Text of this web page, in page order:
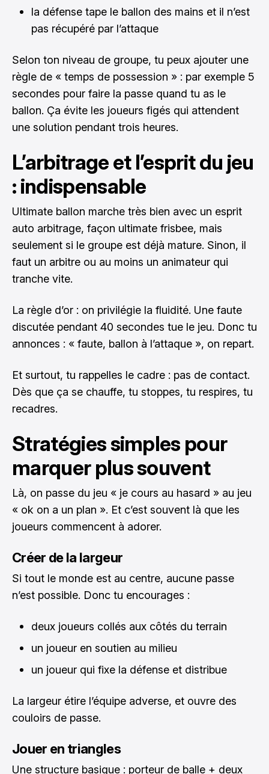
la défense tape le ballon des mains et il n’est
pas récupéré par l’attaque
Selon ton niveau de groupe, tu peux ajouter une
règle de « temps de possession » : par exemple 5
secondes pour faire la passe quand tu as le
ballon. Ça évite les joueurs figés qui attendent
une solution pendant trois heures.
L’arbitrage et l’esprit du jeu
: indispensable
Ultimate ballon marche très bien avec un esprit
auto arbitrage, façon ultimate frisbee, mais
seulement si le groupe est déjà mature. Sinon, il
faut un arbitre ou au moins un animateur qui
tranche vite.
La règle d’or : on privilégie la fluidité. Une faute
discutée pendant 40 secondes tue le jeu. Donc tu
annonces : « faute, ballon à l’attaque », on repart.
Et surtout, tu rappelles le cadre : pas de contact.
Dès que ça se chauffe, tu stoppes, tu respires, tu
recadres.
Stratégies simples pour
marquer plus souvent
Là, on passe du jeu « je cours au hasard » au jeu
« ok on a un plan ». Et c’est souvent là que les
joueurs commencent à adorer.
Créer de la largeur
Si tout le monde est au centre, aucune passe
n’est possible. Donc tu encourages :
deux joueurs collés aux côtés du terrain
un joueur en soutien au milieu
un joueur qui fixe la défense et distribue
La largeur étire l’équipe adverse, et ouvre des
couloirs de passe.
Jouer en triangles
Une structure basique : porteur de balle + deux